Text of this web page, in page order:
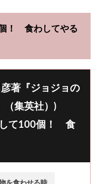
！ 食わしてやる
著『ジョジョの
（集英社）)
して100個！ 食